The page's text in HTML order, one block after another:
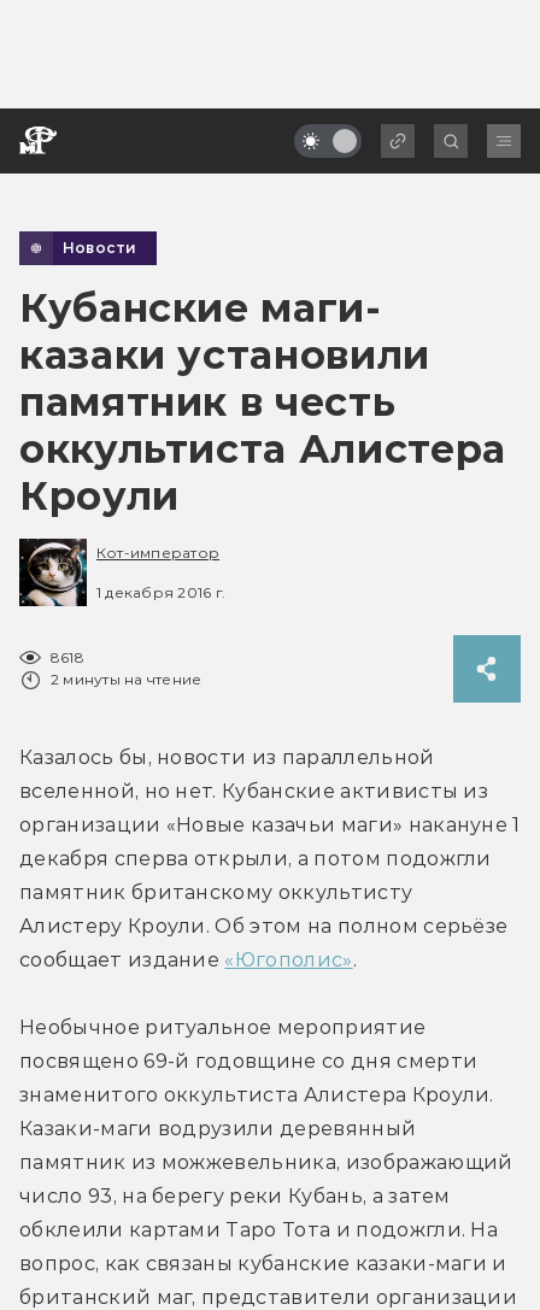
Новости
Кубанские маги-
казаки установили
памятник в честь
оккультиста Алистера
Кроули
Кот-император
1 декабря 2016 г.
8618
2 минуты на чтение
Казалось бы, новости из параллельной
вселенной, но нет. Кубанские активисты из
организации «Новые казачьи маги» накануне 1
декабря сперва открыли, а потом подожгли
памятник британскому оккультисту
Алистеру Кроули. Об этом на полном серьёзе
сообщает издание «Югополис».
Необычное ритуальное мероприятие
посвящено 69-й годовщине со дня смерти
знаменитого оккультиста Алистера Кроули.
Казаки-маги водрузили деревянный
памятник из можжевельника, изображающий
число 93, на берегу реки Кубань, а затем
обклеили картами Таро Тота и подожгли. На
вопрос, как связаны кубанские казаки-маги и
британский маг, представители организации